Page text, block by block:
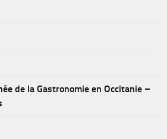
de la Gastronomie en Occitanie –